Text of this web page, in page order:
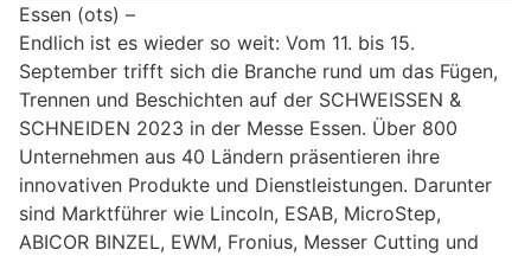
Essen (ots) –
Endlich ist es wieder so weit: Vom 11. bis 15.
September trifft sich die Branche rund um das Fügen,
Trennen und Beschichten auf der SCHWEISSEN &
SCHNEIDEN 2023 in der Messe Essen. Über 800
Unternehmen aus 40 Ländern präsentieren ihre
innovativen Produkte und Dienstleistungen. Darunter
sind Marktführer wie Lincoln, ESAB, MicroStep,
ABICOR BINZEL, EWM, Fronius, Messer Cutting und